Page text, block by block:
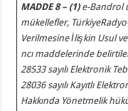
MADDE 8 – (1) e-Bandrol
mükellefler,
Verilmesine İlişkin Usul
ncı maddelerinde
28533 sayılı Elektronik
28036 sayılı Kayıtlı
Hakkında Yönetmelik